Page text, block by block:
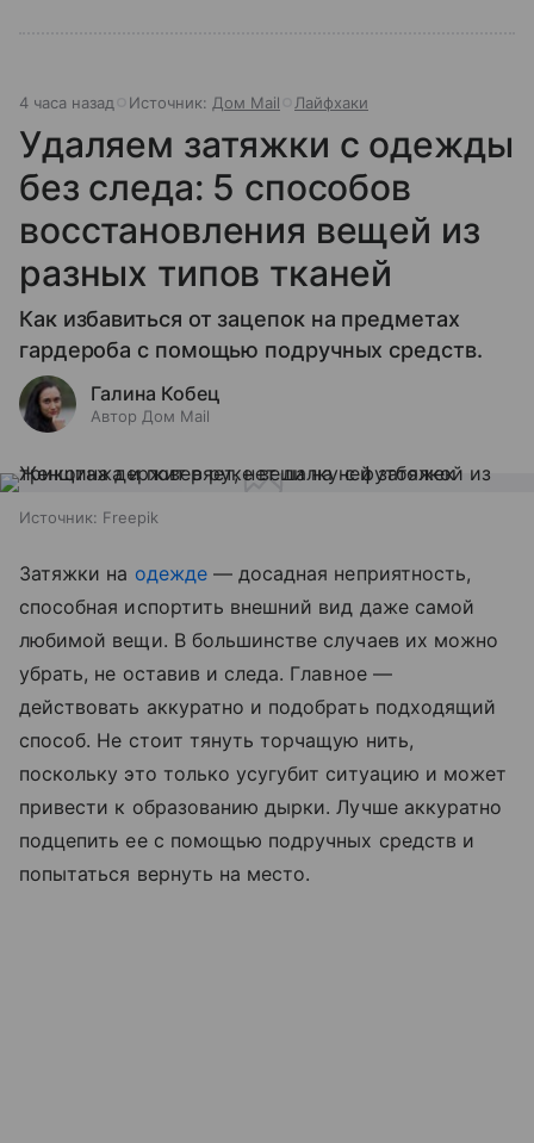
4 часа назад Источник: Дом Mail Лайфхаки
Удаляем затяжки с одежды
без следа: 5 способов
восстановления вещей из
разных типов тканей
Как избавиться от зацепок на предметах
гардероба с помощью подручных средств.
Галина Кобец
Автор Дом Mail
Источник: Freepik
Затяжки на одежде— досадная неприятность,
способная испортить внешний вид даже самой
любимой вещи. В большинстве случаев их можно
убрать, не оставив и следа. Главное —
действовать аккуратно и подобрать подходящий
способ. Не стоит тянуть торчащую нить,
поскольку это только усугубит ситуацию и может
привести к образованию дырки. Лучше аккуратно
подцепить ее с помощью подручных средств и
попытаться вернуть на место.